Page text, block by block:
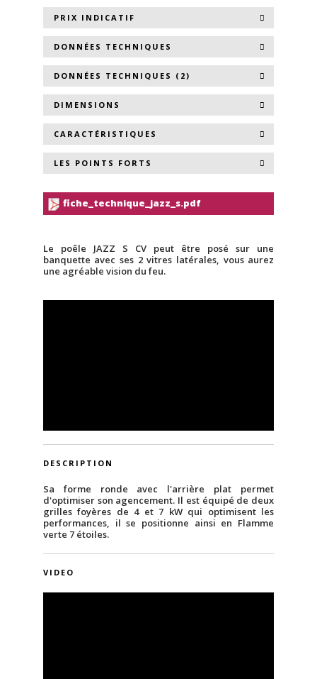
Le poêle JAZZ S CV peut être posé sur une
banquette avec ses 2 vitres latérales, vous aurez
une agréable vision du feu.
DESCRIPTION
Sa forme ronde avec l'arrière plat permet
d'optimiser son agencement. Il est équipé de deux
grilles foyères de 4 et 7 kW qui optimisent les
performances, il se positionne ainsi en Flamme
verte 7 étoiles.
VIDEO
PRIX INDICATIF
DONNÉES TECHNIQUES
DONNÉES TECHNIQUES (2)
DIMENSIONS
CARACTÉRISTIQUES
LES POINTS FORTS
fiche_technique_jazz_s.pdf